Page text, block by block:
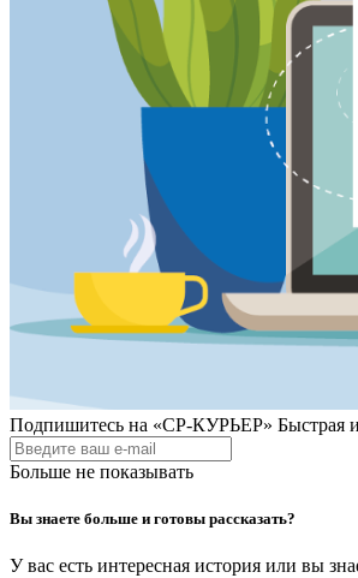
Подпишитесь на «СР-КУРЬЕР» Быстрая
Больше не показывать
Вы знаете больше и готовы рассказать?
У вас есть интересная история или вы